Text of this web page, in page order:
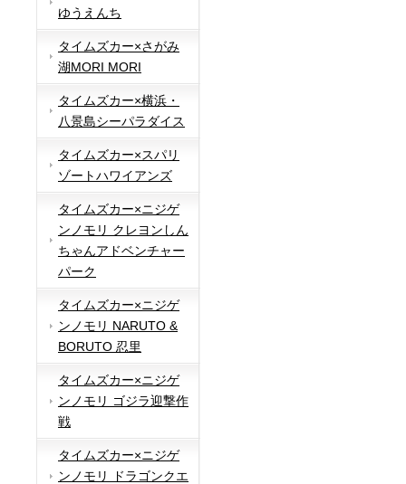
ゆうえんち
タイムズカー×さがみ
湖MORI MORI
タイムズカー×横浜・
八景島シーパラダイス
タイムズカー×スパリ
ゾートハワイアンズ
タイムズカー×ニジゲ
ンノモリ クレヨンしん
ちゃんアドベンチャー
パーク
タイムズカー×ニジゲ
ンノモリ NARUTO &
BORUTO 忍里
タイムズカー×ニジゲ
ンノモリ ゴジラ迎撃作
戦
タイムズカー×ニジゲ
ンノモリ ドラゴンクエ